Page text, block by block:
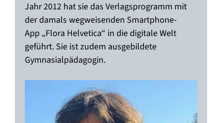
Jahr 2012 hat sie das Verlagsprogramm mit
der damals wegweisenden Smartphone-
App „Flora Helvetica“ in die digitale Welt
geführt. Sie ist zudem ausgebildete
Gymnasialpädagogin.